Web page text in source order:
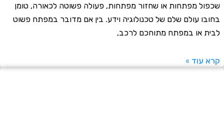
מפתחות או שחזור מפתחות, פעולה פשוטה לכאורה, טומן
עולם שלם של טכנולוגיה וידע. בין אם מדובר במפתח פשוט
או במפתח מתוחכם לרכב,
»